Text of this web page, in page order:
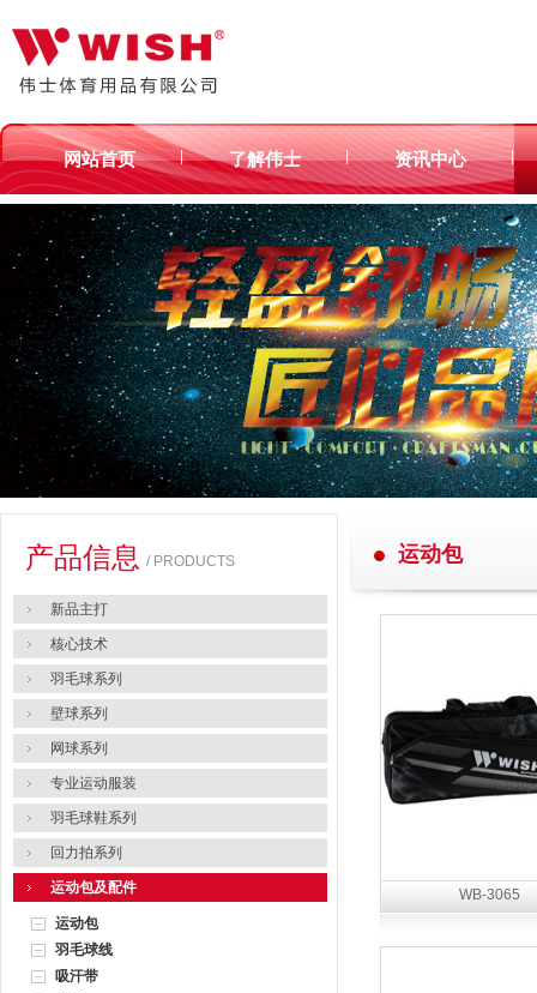
网站首页 | 了解伟士 | 资讯中心 |
产品信息 / PRODUCTS
新品主打
核心技术
羽毛球系列
壁球系列
网球系列
专业运动服装
羽毛球鞋系列
回力拍系列
运动包及配件
运动包
羽毛球线
吸汗带
运动包
WB-3065